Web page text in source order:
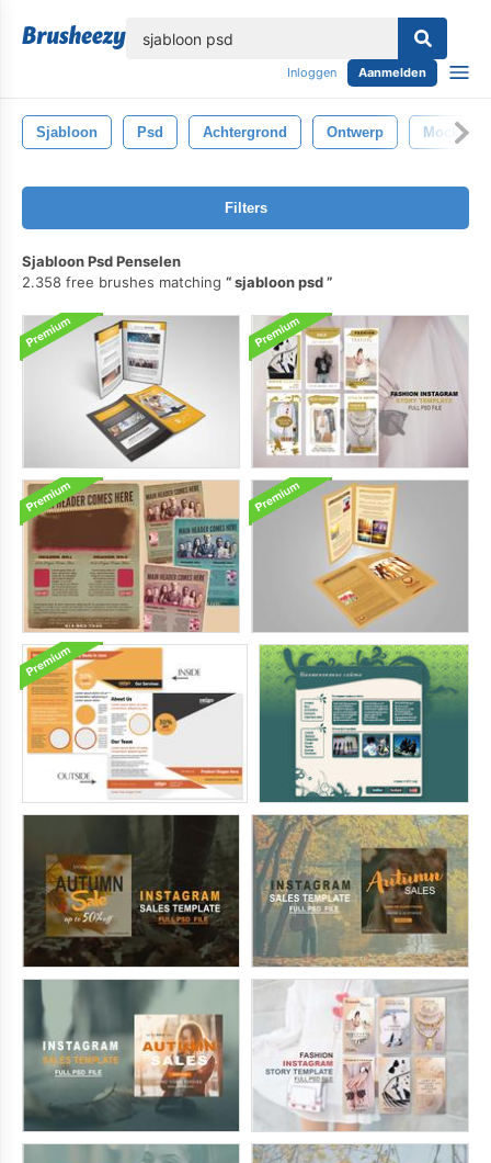
Inloggen Aanmelden
Sjabloon Psd Achtergrond Ontwerp Mockup
Filters
Sjabloon Psd Penselen
2.358 free brushes matching
sjabloon psd